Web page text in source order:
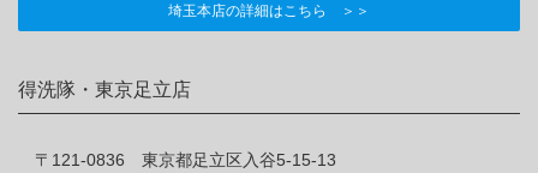
埼玉本店の詳細はこちら ＞＞
得洗隊・東京足立店
〒121-0836 東京都足立区入谷5-15-13